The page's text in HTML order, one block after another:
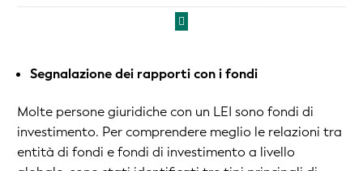
Segnalazione dei rapporti con i fondi
Molte persone giuridiche con un LEI sono fondi di
investimento. Per comprendere meglio le relazioni tra
entità di fondi e fondi di investimento a livello